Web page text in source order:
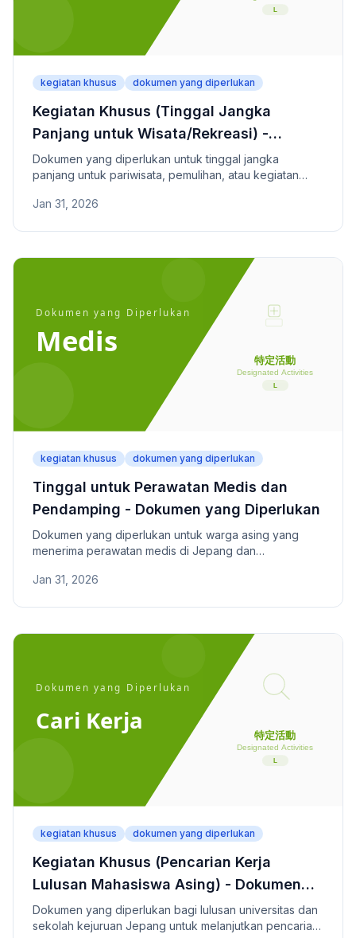
kegiatan khusus dokumen yang diperlukan
Kegiatan Khusus (Tinggal Jangka
Panjang untuk Wisata/Rekreasi) -
Dokumen yang Diperlukan
Dokumen yang diperlukan untuk tinggal jangka
panjang untuk pariwisata, pemulihan, atau kegiatan
Jan 31, 2026
kegiatan khusus dokumen yang diperlukan
Tinggal untuk Perawatan Medis dan
Pendamping - Dokumen yang Diperlukan
Dokumen yang diperlukan untuk warga asing yang
menerima perawatan medis di Jepang dan
Jan 31, 2026
kegiatan khusus dokumen yang diperlukan
Kegiatan Khusus (Pencarian Kerja
Lulusan Mahasiswa Asing) - Dokumen
yang Diperlukan
Dokumen yang diperlukan bagi lulusan universitas dan
sekolah kejuruan Jepang untuk melanjutkan pencarian